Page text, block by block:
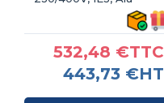
532,48 €TTC
443,73 €HT